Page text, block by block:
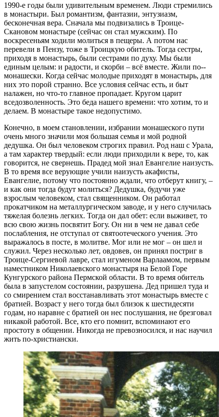
1990-­е годы были удивительным временем. Люди стремились
в монастыри. Был романтизм, фантазии, энтузиазм,
бесконечная вера. Сначала мы подвизались в Троице-
Скановом монастыре (сейчас он стал мужским). По
воскресеньям ходили молиться в пещеры. А потом нас
перевели в Пензу, тоже в Троицкую обитель. Тогда сестры,
приходя в монастырь, были сестрами по духу. Мы были
единым целым: и радости, и скорби – всё вместе. Жили по-­
монашески. Когда сейчас молодые приходят в монастырь, для
них это порой странно. Все условия сейчас есть, и быт
налажен, но что-­то главное пропадает. Кругом царит
вседозволенность. Это беда нашего времени: что хотим, то и
делаем. В монастыре такое недопустимо.
Конечно, в моем становлении, избрании монашеского пути
очень много значили моя большая семья и мой родной
дедушка. Он был человеком строгих правил. Род наш с Урала,
а там характер твердый: если люди приходили к вере, то, как
говорится, не свернешь. Прадед мой знал Евангелие наизусть.
В то время все верующие учили наизусть акафисты,
Евангелие, потому что постоянно ждали, что отберут книгу, –
и как они тогда будут молиться? Дедушка, будучи уже
взрослым человеком, стал священником. Он работал
прокатчиком на металлургическом заводе, и у него случилась
тяжелая болезнь легких. Тогда он дал обет: если выживет, то
всю свою жизнь посвятит Богу. Он ни в чем не давал себе
послабления, не отступал от святоотеческого учения. Это
выражалось в посте, в молитве. Мог или не мог – он шел и
служил. Через несколько лет, овдовев, он принял постриг в
Троице­-Сергиевой лавре, стал игуменом Варлаамом, первым
наместником Николаевского монастыря на Белой Горе
Кунгурского района Пермской области. В то время обитель
была в запустелом состоянии, разрушена. Дед пришел туда и
со смирением стал восстанавливать этот монастырь вместе с
братией. Возраст у него тогда был близок к шестидесяти
годам, но наравне с братией он нес послушания, не брезговал
никакой работой. Все, кто его помнит, вспоминают его
простоту в общении. Никогда не превозносился, и нас научил
жить по­-христиански.